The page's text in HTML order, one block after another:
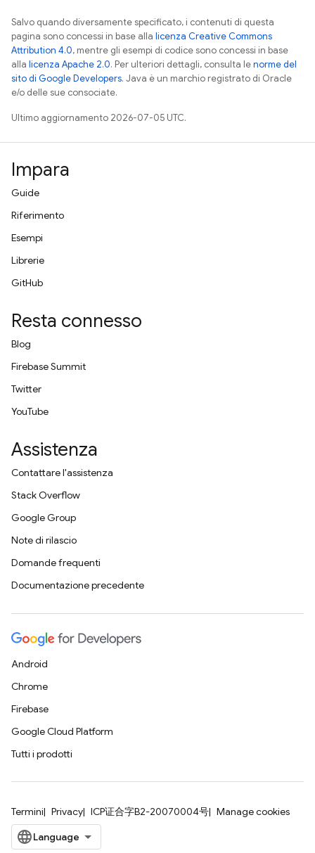
Salvo quando diversamente specificato, i contenuti di questa
pagina sono concessi in base alla licenza Creative Commons
Attribution 4.0, mentre gli esempi di codice sono concessi in base
alla licenza Apache 2.0. Per ulteriori dettagli, consulta lenorme del
sito di Google Developers. Java è un marchio registrato di Oracle
e/o delle sue consociate.
Ultimo aggiornamento 2026-07-05 UTC.
Impara
Guide
Riferimento
Esempi
Librerie
GitHub
Resta connesso
Blog
Firebase Summit
Twitter
YouTube
Assistenza
Contattare l'assistenza
Stack Overflow
Google Group
Note di rilascio
Domande frequenti
Documentazione precedente
Android
Chrome
Firebase
Google Cloud Platform
Tutti i prodotti
Termini Privacy ICP证合字B2-20070004号 Manage cookies